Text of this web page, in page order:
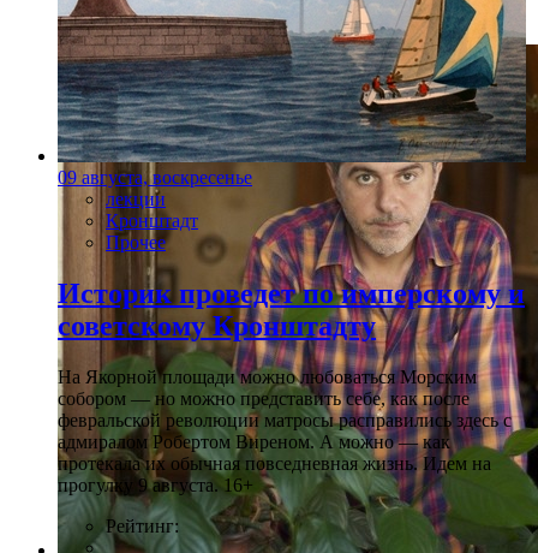
Фото: kinopoisk.ru/ Фото: Централ Партнершип
09 августа, воскресенье
лекции
Кронштадт
Прочее
Историк проведет по имперскому и
советскому Кронштадту
На Якорной площади можно любоваться Морским
собором — но можно представить себе, как после
февральской революции матросы расправились здесь с
адмиралом Робертом Виреном. А можно — как
протекала их обычная повседневная жизнь. Идем на
прогулку 9 августа. 16+
Рейтинг: